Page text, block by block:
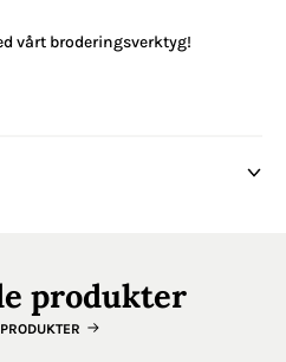
vårt broderingsverktyg!
produkter